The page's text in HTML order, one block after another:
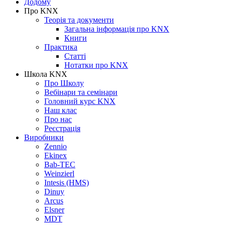
Додому
Про KNX
Теорія та документи
Загальна інформація про KNX
Книги
Практика
Статті
Нотатки про KNХ
Школа KNX
Про Школу
Вебінари та семінари
Головний курс KNX
Наш клас
Про нас
Реєстрація
Виробники
Zennio
Ekinex
Bab-TEC
Weinzierl
Intesis (HMS)
Dinuy
Arcus
Elsner
MDT